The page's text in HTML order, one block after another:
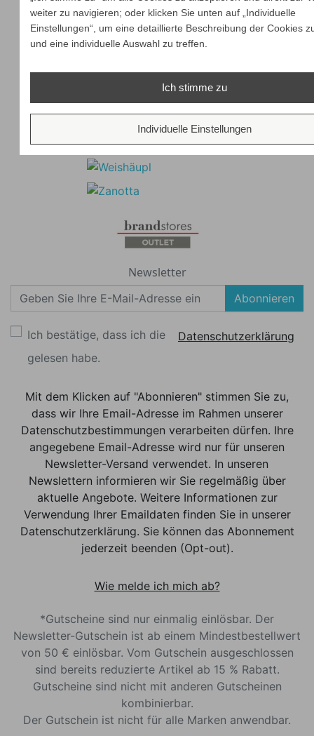
Newsletter
Abonnieren
Ich bestätige, dass ich die
Datenschutzerklärung
gelesen habe.
Mit dem Klicken auf "Abonnieren" stimmen Sie zu,
dass wir Ihre Email-Adresse im Rahmen unserer
Datenschutzbestimmungen verarbeiten dürfen. Ihre
angegebene Email-Adresse wird nur für unseren
Newsletter-Versand verwendet. In unseren
Newslettern informieren wir Sie regelmäßig über
aktuelle Angebote. Weitere Informationen zur
Verwendung Ihrer Emaildaten finden Sie in unserer
Datenschutzerklärung. Sie können das Abonnement
jederzeit beenden (Opt-out).
Wie melde ich mich ab?
*Gutscheine sind nur einmalig einlösbar. Der
Newsletter-Gutschein ist ab einem Mindestbestellwert
von 50 € einlösbar. Vom Gutschein ausgeschlossen
sind bereits reduzierte Artikel ab 15 % Rabatt.
Gutscheine sind nicht mit anderen Gutscheinen
kombinierbar.
Der Gutschein ist nicht für alle Marken anwendbar.
weiter zu navigieren; oder klicken Sie unten auf „Individuelle
Einstellungen“, um eine detaillierte Beschreibung der Cookies
und eine individuelle Auswahl zu treffen.
Ich stimme zu
Individuelle Einstellungen